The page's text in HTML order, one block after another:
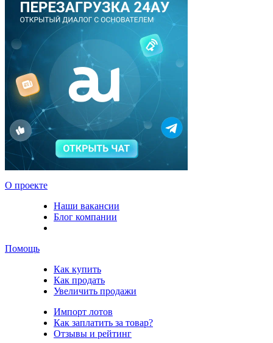
О проекте
Наши вакансии
Блог компании
Помощь
Как купить
Как продать
Увеличить продажи
Импорт лотов
Как заплатить за товар?
Отзывы и рейтинг